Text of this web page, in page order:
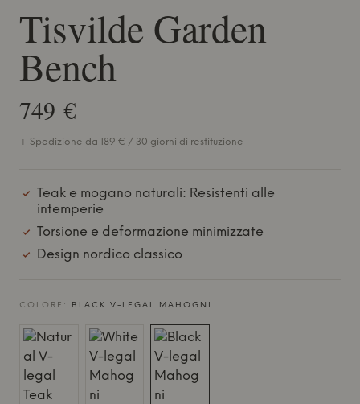
Tisvilde Garden
Bench
749 €
+ Spedizione da 189 € / 30 giorni di restituzione
Teak e mogano naturali: Resistenti alle
intemperie
Torsione e deformazione minimizzate
Design nordico classico
COLORE: BLACK V-LEGAL MAHOGNI